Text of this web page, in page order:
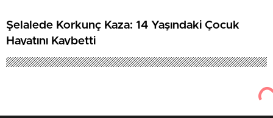
Şelalede Korkunç Kaza: 14 Yaşındaki Çocuk
Hayatını Kaybetti